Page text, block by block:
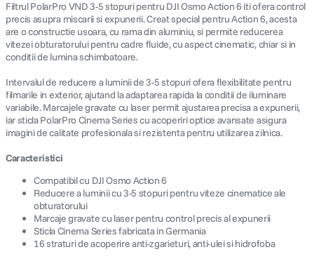
Filtrul PolarPro VND 3-5 stopuri pentru DJI Osmo Action 6 iti ofera control
precis asupra miscarii si expunerii. Creat special pentru Action 6, acesta
are o constructie usoara, cu rama din aluminiu, si permite reducerea
vitezei obturatorului pentru cadre fluide, cu aspect cinematic, chiar si in
conditii de lumina schimbatoare.
Intervalul de reducere a luminii de 3-5 stopuri ofera flexibilitate pentru
filmarile in exterior, ajutand la adaptarea rapida la conditii de iluminare
variabile. Marcajele gravate cu laser permit ajustarea precisa a expunerii,
iar sticla PolarPro Cinema Series cu acoperiri optice avansate asigura
imagini de calitate profesionala si rezistenta pentru utilizarea zilnica.
Caracteristici
Compatibil cu DJI Osmo Action 6
Reducere a luminii cu 3-5 stopuri pentru viteze cinematice ale
obturatorului
Marcaje gravate cu laser pentru control precis al expunerii
Sticla Cinema Series fabricata in Germania
16 straturi de acoperire anti-zgarieturi, anti-ulei si hidrofoba